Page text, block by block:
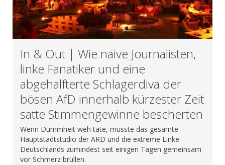
In & Out | Wie naive Journalisten,
linke Fanatiker und eine
abgehalfterte Schlagerdiva der
bösen AfD innerhalb kürzester Zeit
satte Stimmengewinne bescherten
Wenn Dummheit weh täte, müsste das gesamte
Hauptstadtstudio der ARD und die extreme Linke
Deutschlands zumindest seit einigen Tagen gemeinsam
vor Schmerz brüllen.